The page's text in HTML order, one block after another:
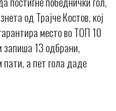
од Трајче Костов, кој
место во ТОП 10
запиша 13 одбрани,
а пет гола даде